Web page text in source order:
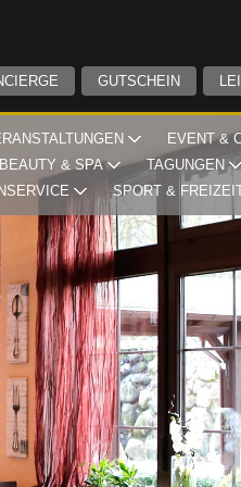
GUTSCHEIN
EVENT &
BEAUTY & SPA TAGUNGEN
SPORT &